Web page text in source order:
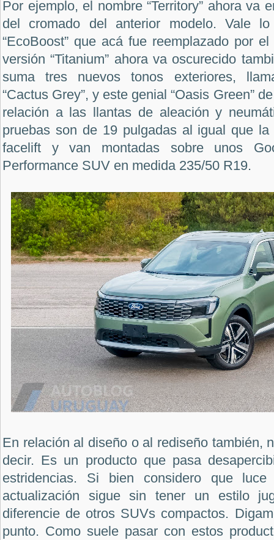
Por ejemplo, el nombre “Territory” ahora va
del cromado del anterior modelo. Vale
“EcoBoost” que acá fue reemplazado por
versión “Titanium” ahora va oscurecido
suma tres nuevos tonos exteriores,
“Cactus Grey”, y este genial “Oasis Green”
relación a las llantas de aleación y
pruebas son de 19 pulgadas al igual que la
facelift y van montadas sobre unos
Performance SUV en medida 235/50 R19.
En relación al diseño o al rediseño también,
decir. Es un producto que pasa
estridencias. Si bien considero que
actualización sigue sin tener un estilo
diferencie de otros SUVs compactos.
punto. Como suele pasar con estos